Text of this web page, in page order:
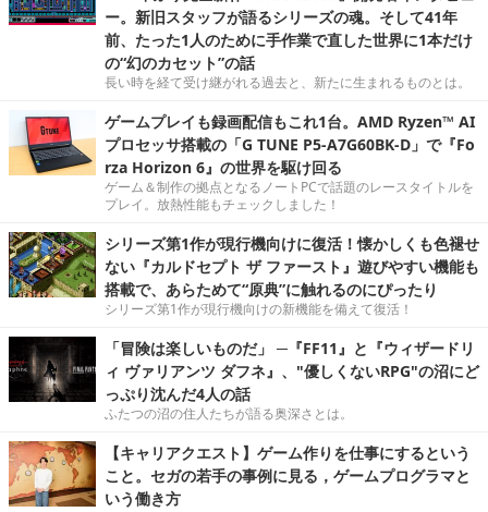
ー。新旧スタッフが語るシリーズの魂。そして41年
前、たった1人のために手作業で直した世界に1本だけ
の“幻のカセット”の話
長い時を経て受け継がれる過去と、新たに生まれるものとは。
ゲームプレイも録画配信もこれ1台。AMD Ryzen™ AI
プロセッサ搭載の「G TUNE P5-A7G60BK-D」で『Fo
rza Horizon 6』の世界を駆け回る
ゲーム＆制作の拠点となるノートPCで話題のレースタイトルを
プレイ。放熱性能もチェックしました！
シリーズ第1作が現行機向けに復活！懐かしくも色褪せ
ない『カルドセプト ザ ファースト』遊びやすい機能も
搭載で、あらためて“原典”に触れるのにぴったり
シリーズ第1作が現行機向けの新機能を備えて復活！
「冒険は楽しいものだ」 ─『FF11』と『ウィザードリ
ィ ヴァリアンツ ダフネ』、"優しくないRPG"の沼にど
っぷり沈んだ4人の話
ふたつの沼の住人たちが語る奥深さとは。
【キャリアクエスト】ゲーム作りを仕事にするという
こと。セガの若手の事例に見る，ゲームプログラマと
いう働き方